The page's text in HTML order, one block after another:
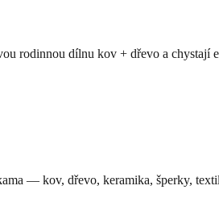
rodinnou dílnu kov + dřevo a chystají
— kov, dřevo, keramika, šperky,